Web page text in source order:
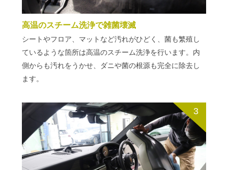
高温のスチーム洗浄で雑菌壊滅
シートやフロア、マットなど汚れがひどく、菌も繁殖し
ているような箇所は高温のスチーム洗浄を行います。内
側からも汚れをうかせ、ダニや菌の根源も完全に除去し
ます。
3